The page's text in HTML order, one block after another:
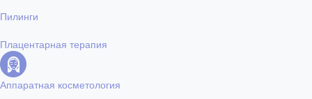
Пилинги
Плацентарная терапия
Аппаратная косметология